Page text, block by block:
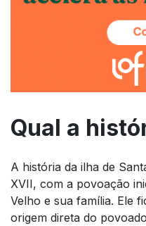
Qual a
A história da ilha de
XVII, com a povoação
Velho e sua família. Ele
origem direta do